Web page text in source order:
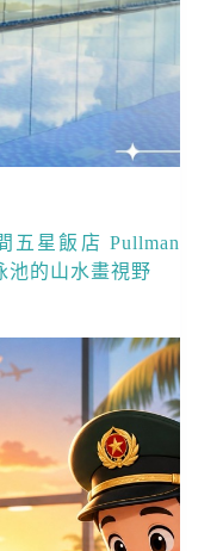
五星飯店 Pullman
池的山水畫視野